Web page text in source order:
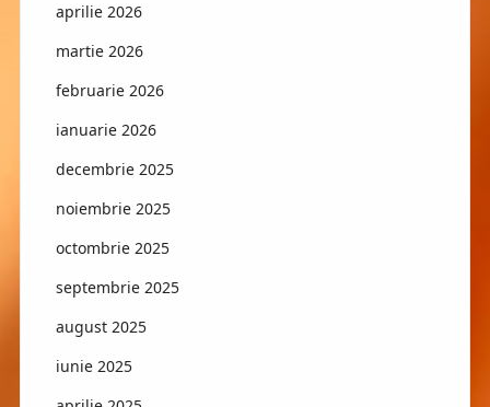
aprilie 2026
martie 2026
februarie 2026
ianuarie 2026
decembrie 2025
noiembrie 2025
octombrie 2025
septembrie 2025
august 2025
iunie 2025